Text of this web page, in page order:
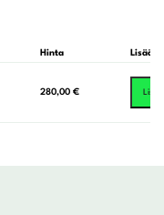
Hinta Lisää
280,00 €